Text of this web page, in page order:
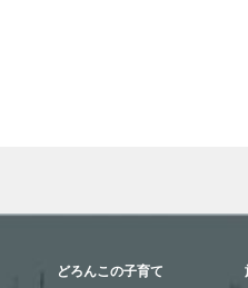
arrows to review and
どろんこの子育て